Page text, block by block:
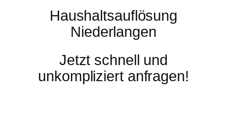
Haushaltsauflösung
Niederlangen
Jetzt schnell und
unkompliziert anfragen!